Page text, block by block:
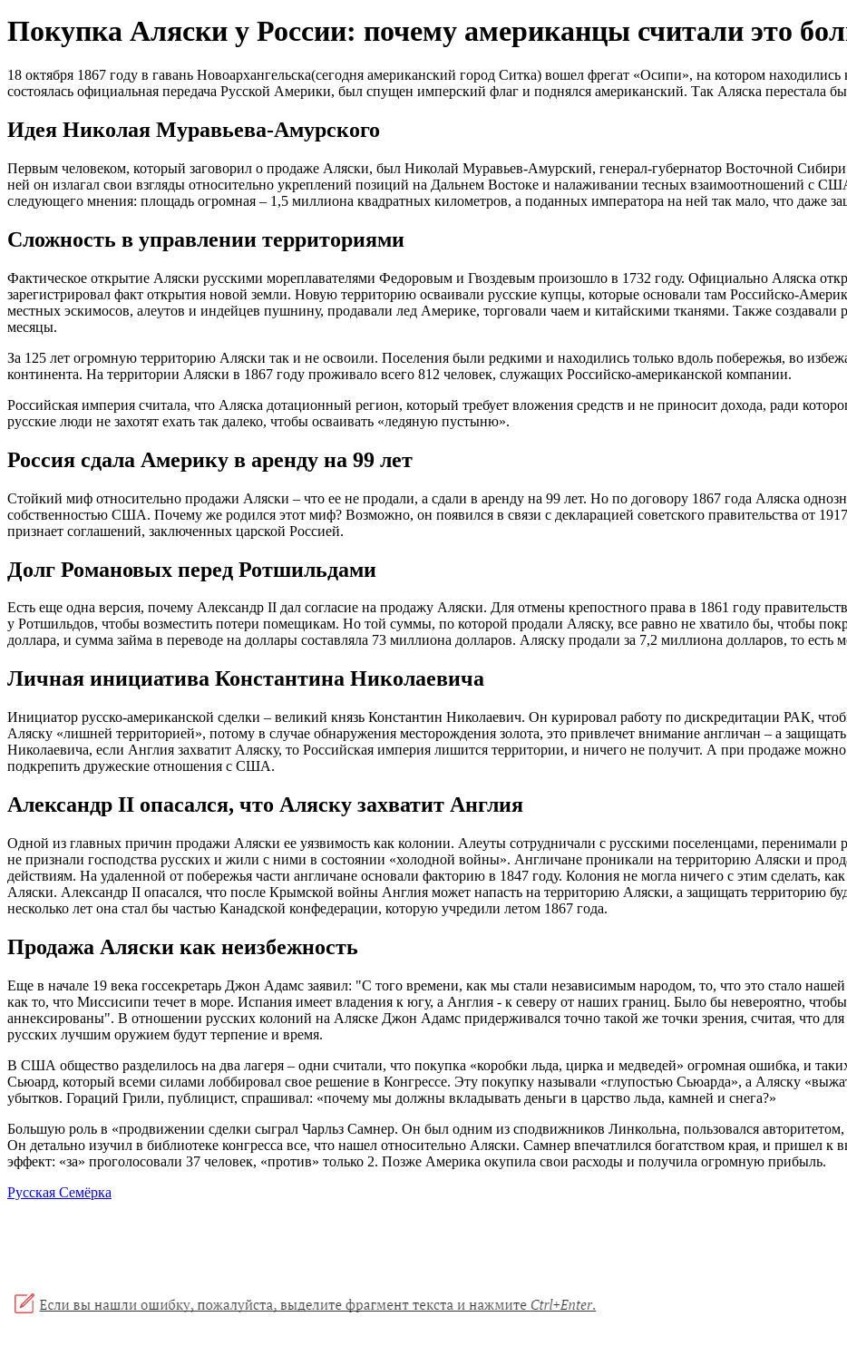
Покупка Аляски у России: почему американцы считали это
18 октября 1867 году в гавань Новоархангельска(сегодня американский город Ситка) вошел фрегат «Осипи», на котором
состоялась официальная передача Русской Америки, был спущен имперский флаг и поднялся американский. Так Аляска перестала
Идея Николая Муравьева-Амурского
Первым человеком, который заговорил о продаже Аляски, был Николай Муравьев-Амурский, генерал-губернатор Восточной
ней он излагал свои взгляды относительно укреплений позиций на Дальнем Востоке и налаживании тесных взаимоотношений с
следующего мнения: площадь огромная – 1,5 миллиона квадратных километров, а поданных императора на ней так мало, что даже
Сложность в управлении территориями
Фактическое открытие Аляски русскими мореплавателями Федоровым и Гвоздевым произошло в 1732 году. Официально Аляска
зарегистрировал факт открытия новой земли. Новую территорию осваивали русские купцы, которые основали там Российско-
местных эскимосов, алеутов и индейцев пушнину, продавали лед Америке, торговали чаем и китайскими тканями. Также создавали
месяцы.
За 125 лет огромную территорию Аляски так и не освоили. Поселения были редкими и находились только вдоль побережья, во
континента. На территории Аляски в 1867 году проживало всего 812 человек, служащих Российско-американской компании.
Российская империя считала, что Аляска дотационный регион, который требует вложения средств и не приносит дохода, ради
русские люди не захотят ехать так далеко, чтобы осваивать «ледяную пустыню».
Россия сдала Америку в аренду на 99 лет
Стойкий миф относительно продажи Аляски – что ее не продали, а сдали в аренду на 99 лет. Но по договору 1867 года Аляска
собственностью США. Почему же родился этот миф? Возможно, он появился в связи с декларацией советского правительства от
признает соглашений, заключенных царской Россией.
Долг Романовых перед Ротшильдами
Есть еще одна версия, почему Александр II дал согласие на продажу Аляски. Для отмены крепостного права в 1861 году
у Ротшильдов, чтобы возместить потери помещикам. Но той суммы, по которой продали Аляску, все равно не хватило бы, чтобы
доллара, и сумма займа в переводе на доллары составляла 73 миллиона долларов. Аляску продали за 7,2 миллиона долларов, то есть
Личная инициатива Константина Николаевича
Инициатор русско-американской сделки – великий князь Константин Николаевич. Он курировал работу по дискредитации РАК,
Аляску «лишней территорией», потому в случае обнаружения месторождения золота, это привлечет внимание англичан – а
Николаевича, если Англия захватит Аляску, то Российская империя лишится территории, и ничего не получит. А при продаже
подкрепить дружеские отношения с США.
Александр II опасался, что Аляску захватит Англия
Одной из главных причин продажи Аляски ее уязвимость как колонии. Алеуты сотрудничали с русскими поселенцами, перенимали
не признали господства русских и жили с ними в состоянии «холодной войны». Англичане проникали на территорию Аляски и
действиям. На удаленной от побережья части англичане основали факторию в 1847 году. Колония не могла ничего с этим сделать,
Аляски. Александр II опасался, что после Крымской войны Англия может напасть на территорию Аляски, а защищать территорию
несколько лет она стал бы частью Канадской конфедерации, которую учредили летом 1867 года.
Продажа Аляски как неизбежность
Еще в начале 19 века госсекретарь Джон Адамс заявил: "С того времени, как мы стали независимым народом, то, что это стало
как то, что Миссисипи течет в море. Испания имеет владения к югу, а Англия - к северу от наших границ. Было бы невероятно,
аннексированы". В отношении русских колоний на Аляске Джон Адамс придерживался точно такой же точки зрения, считая, что
русских лучшим оружием будут терпение и время.
В США общество разделилось на два лагеря – одни считали, что покупка «коробки льда, цирка и медведей» огромная ошибка, и
Сьюард, который всеми силами лоббировал свое решение в Конгрессе. Эту покупку называли «глупостью Сьюарда», а Аляску
убытков. Гораций Грили, публицист, спрашивал: «почему мы должны вкладывать деньги в царство льда, камней и снега?»
Большую роль в «продвижении сделки сыграл Чарльз Самнер. Он был одним из сподвижников Линкольна, пользовался авторитетом,
Он детально изучил в библиотеке конгресса все, что нашел относительно Аляски. Самнер впечатлился богатством края, и пришел
эффект: «за» проголосовали 37 человек, «против» только 2. Позже Америка окупила свои расходы и получила огромную прибыль.
Русская Семёрка